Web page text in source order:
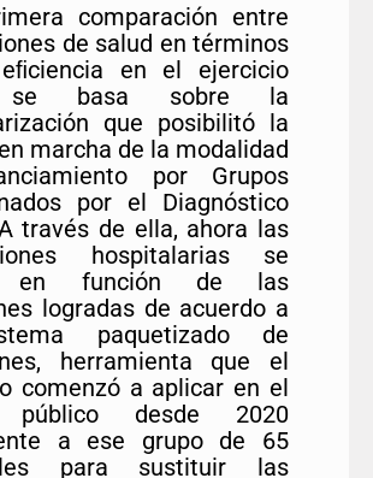
comparación entre
de salud en términos
en el ejercicio
se basa sobre la
que posibilitó la
marcha de la modalidad
por Grupos
por el Diagnóstico
través de ella, ahora las
hospitalarias se
en función de las
logradas de acuerdo a
paquetizado de
herramienta que el
comenzó a aplicar en el
público desde 2020
a ese grupo de 65
para sustituir las